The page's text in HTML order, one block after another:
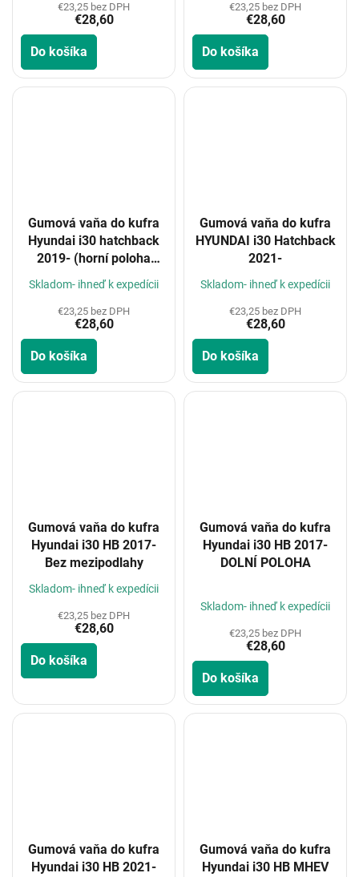
€23,25 bez DPH
€28,60
Do košíka
€23,25 bez DPH
€28,60
Do košíka
Gumová vaňa do kufra
Hyundai i30 hatchback
2019- (horní poloha
kufru)
Skladom- ihneď k expedícii
€23,25 bez DPH
€28,60
Do košíka
Gumová vaňa do kufra
HYUNDAI i30 Hatchback
2021-
Skladom- ihneď k expedícii
€23,25 bez DPH
€28,60
Do košíka
Gumová vaňa do kufra
Hyundai i30 HB 2017-
Bez mezipodlahy
Skladom- ihneď k expedícii
€23,25 bez DPH
€28,60
Do košíka
Gumová vaňa do kufra
Hyundai i30 HB 2017-
DOLNÍ POLOHA
hodnotenie
z
5
hviezdičiek.
Skladom- ihneď k expedícii
€23,25 bez DPH
€28,60
Do košíka
Gumová vaňa do kufra
Hyundai i30 HB 2021-
Gumová vaňa do kufra
Hyundai i30 HB MHEV